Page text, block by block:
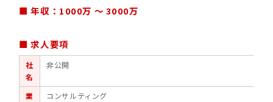
■ 年収：1000万 ～ 3000万
■ 求人要項
社
名
非公開
業
コンサルティング